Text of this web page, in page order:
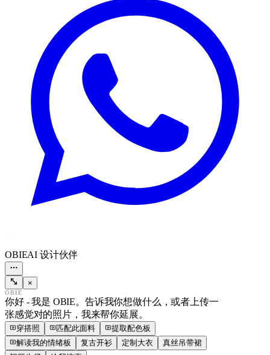
OBIEAI 设计伙伴
×
OBIE
你好 - 我是 OBIE。告诉我你想做什么，或者上传一
张感觉对的照片，我来帮你延展。
穿搭照 匹配此面料
提取配色板
解读我的情绪板
复古开衫 定制大衣
真丝吊带裙